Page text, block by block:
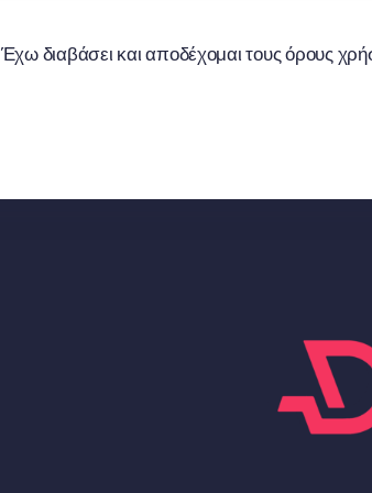
Έχω διαβάσει και αποδέχομαι τους όρους